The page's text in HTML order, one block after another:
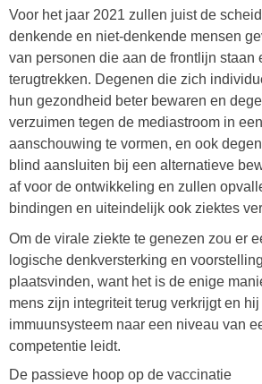
Voor het jaar 2021 zullen juist de
denkende en niet-denkende mensen
van personen die aan de frontlijn staan
terugtrekken. Degenen die zich
hun gezondheid beter bewaren en
verzuimen tegen de mediastroom in
aanschouwing te vormen, en ook
blind aansluiten bij een alternatieve
af voor de ontwikkeling en zullen
bindingen en uiteindelijk ook ziektes
Om de virale ziekte te genezen zou er
logische denkversterking en
plaatsvinden, want het is de enige
mens zijn integriteit terug verkrijgt en hij
immuunsysteem naar een niveau van
competentie leidt.
De passieve hoop op de vaccinatie